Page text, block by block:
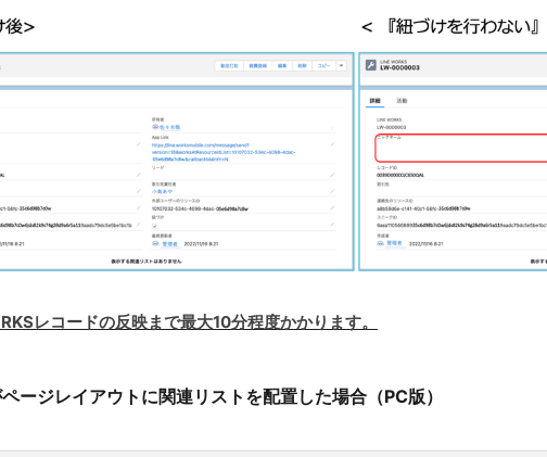
レコードの反映まで最大10分程度かかります。
ージレイアウトに関連リストを配置した場合（PC版）